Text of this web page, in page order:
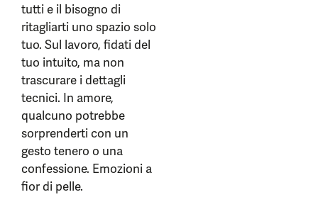
tutti e il bisogno di
ritagliarti uno spazio solo
tuo. Sul lavoro, fidati del
tuo intuito, ma non
trascurare i dettagli
tecnici. In amore,
qualcuno potrebbe
sorprenderti con un
gesto tenero o una
confessione. Emozioni a
fior di pelle.